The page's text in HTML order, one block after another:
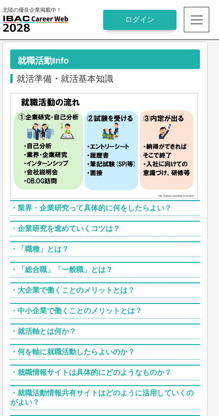
北陸の優良企業掲載中！
就職活動Info
就活準備・就活基本知識
・ 業界・企業研究って具体的に何をしたらよい？
・ 企業研究を進めていくコツは？
・ 「職種」とは？
・ 「総合職」「一般職」とは？
・ 大企業で働くことのメリットとは？
・ 中小企業で働くことのメリットとは？
・ 就活軸とは何か？
・ 何を軸に就職活動したらよいのか？
・ 就職情報サイトは具体的にどのようなものか？
・ 就職活動情報共有サイトはどのように活用していくの
がよい？